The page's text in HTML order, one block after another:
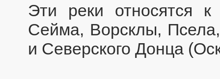
Эти реки относятся
Сейма, Ворсклы,
и Северского Донца